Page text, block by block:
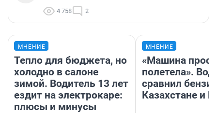
4 758 2
МНЕНИЕ
Тепло для бюджета, но
холодно в салоне
зимой. Водитель 13 лет
ездит на электрокаре:
плюсы и минусы
МНЕНИЕ
«Машина
полетела».
сравнил
Казахстане и